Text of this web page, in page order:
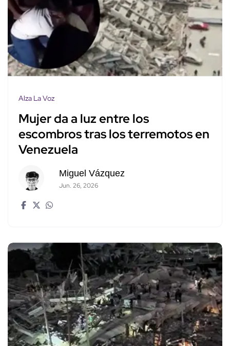
Alza La Voz
Mujer da a luz entre los
escombros tras los terremotos en
Venezuela
Miguel Vázquez
Jun. 26, 2026